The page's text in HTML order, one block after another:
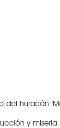
huracán
y